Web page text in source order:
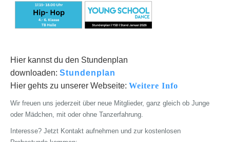
Hier kannst du den Stundenplan
downloaden: Stundenplan
Hier gehts zu unserer Webseite: Weitere Info
Wir freuen uns jederzeit über neue Mitglieder, ganz gleich ob Junge
oder Mädchen, mit oder ohne Tanzerfahrung.
Interesse? Jetzt Kontakt aufnehmen und zur kostenlosen